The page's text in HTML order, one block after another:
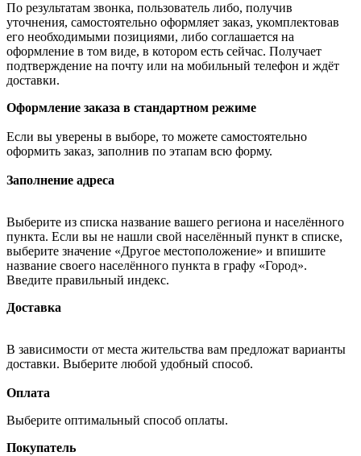
По результатам звонка, пользователь либо, получив
уточнения, самостоятельно оформляет заказ, укомплектовав
его необходимыми позициями, либо соглашается на
оформление в том виде, в котором есть сейчас. Получает
подтверждение на почту или на мобильный телефон и ждёт
доставки.
Оформление заказа в стандартном режиме
Если вы уверены в выборе, то можете самостоятельно
оформить заказ, заполнив по этапам всю форму.
Заполнение адреса
Выберите из списка название вашего региона и населённого
пункта. Если вы не нашли свой населённый пункт в списке,
выберите значение «Другое местоположение» и впишите
название своего населённого пункта в графу «Город».
Введите правильный индекс.
Доставка
В зависимости от места жительства вам предложат варианты
доставки. Выберите любой удобный способ.
Оплата
Выберите оптимальный способ оплаты.
Покупатель